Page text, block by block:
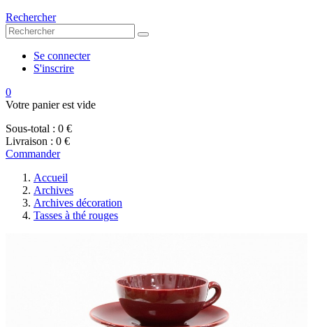
Rechercher
Se connecter
S'inscrire
0
Votre panier est vide
Sous-total : 0 €
Livraison : 0 €
Commander
Accueil
Archives
Archives décoration
Tasses à thé rouges